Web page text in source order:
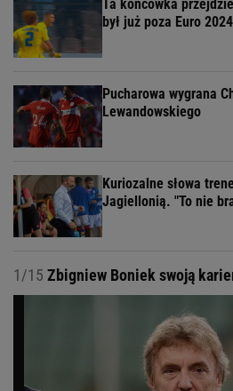
Ta końcówka
był już poza Euro
Pucharowa wygrana
Lewandowskiego
Kuriozalne słowa
Jagiellonią. "To nie
1/15 Zbigniew Boniek swoją